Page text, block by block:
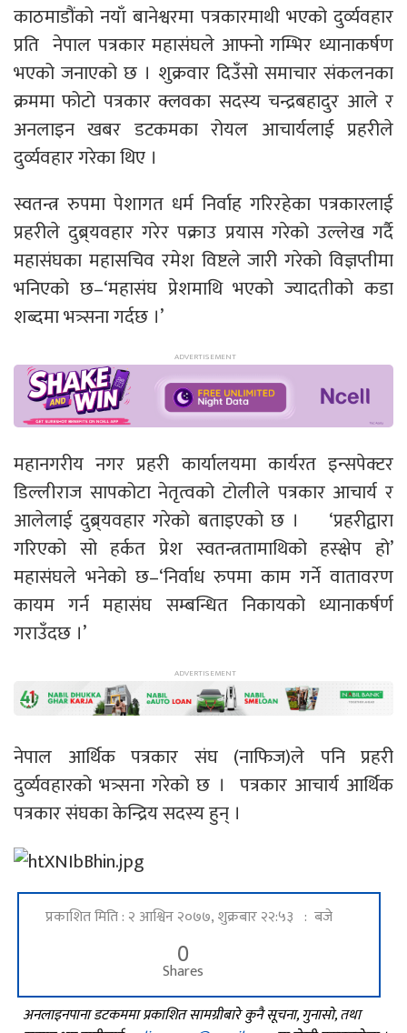
काठमाडौंको नयाँ बानेश्वरमा पत्रकारमाथी भएको दुर्व्यवहार
प्रति नेपाल पत्रकार महासंघले आफ्नो गम्भिर ध्यानाकर्षण
भएको जनाएको छ । शुक्रवार दिउँसो समाचार संकलनका
क्रममा फोटो पत्रकार क्लवका सदस्य चन्द्रबहादुर आले र
अनलाइन खबर डटकमका रोयल आचार्यलाई प्रहरीले
दुर्व्यवहार गरेका थिए ।
स्वतन्त्र रुपमा पेशागत धर्म निर्वाह गरिरहेका पत्रकारलाई
प्रहरीले दुब्र्यवहार गरेर पक्राउ प्रयास गरेको उल्लेख गर्दै
महासंघका महासचिव रमेश विष्टले जारी गरेको विज्ञप्तीमा
भनिएको छ–‘महासंघ प्रेशमाथि भएको ज्यादतीको कडा
शब्दमा भत्र्सना गर्दछ ।’
महानगरीय नगर प्रहरी कार्यालयमा कार्यरत इन्सपेक्टर
डिल्लीराज सापकोटा नेतृत्वको टोलीले पत्रकार आचार्य र
आलेलाई दुब्र्यवहार गरेको बताइएको छ । ‘प्रहरीद्वारा
गरिएको सो हर्कत प्रेश स्वतन्त्रतामाथिको हस्क्षेप हो’
महासंघले भनेको छ–‘निर्वाध रुपमा काम गर्ने वातावरण
कायम गर्न महासंघ सम्बन्धित निकायको ध्यानाकर्षर्ण
गराउँदछ ।’
नेपाल आर्थिक पत्रकार संघ (नाफिज)ले पनि प्रहरी
दुर्व्यवहारको भत्र्सना गरेको छ । पत्रकार आचार्य आर्थिक
पत्रकार संघका केन्द्रिय सदस्य हुन् ।
प्रकाशित मिति : २ आश्विन २०७७, शुक्रबार २२:५३ : बजे
0
Shares
अनलाइनपाना डटकममा प्रकाशित सामग्रीबारे कुनै सूचना, गुनासो, तथा